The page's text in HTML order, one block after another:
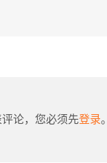
评论，您必须先登录。